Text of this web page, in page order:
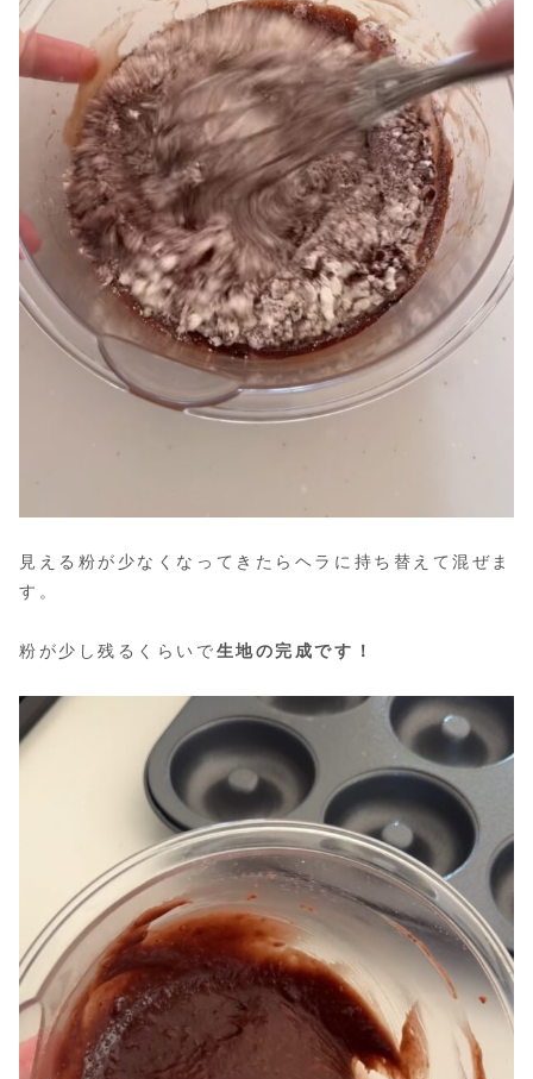
見える粉が少なくなってきたらヘラに持ち替えて混ぜま
す。
粉が少し残るくらいで生地の完成です！